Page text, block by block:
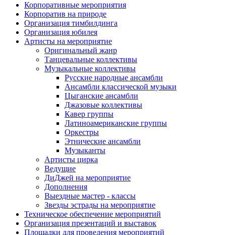
Корпоративные мероприятия
Корпоратив на природе
Организация тимбилдинга
Организация юбилея
Артисты на мероприятие
Оригинальный жанр
Танцевальные коллективы
Музыкальные коллективы
Русские народные ансамбли
Ансамбли классической музыки
Цыганские ансамбли
Джазовые коллективы
Кавер группы
Латиноамериканские группы
Оркестры
Этнические ансамбли
Музыканты
Артисты цирка
Ведущие
ДиДжей на мероприятие
Дополнения
Выездные мастер - классы
Звезды эстрады на мероприятие
Техническое обеспечение мероприятий
Организация презентаций и выставок
Площадки для проведения мероприятий